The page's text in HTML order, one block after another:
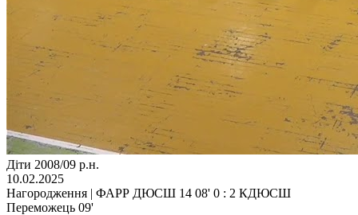
Діти 2008/09 р.н.
10.02.2025
Нагородження | ФАРР ДЮСШ 14 08' 0 : 2 КДЮСШ
Переможець 09'